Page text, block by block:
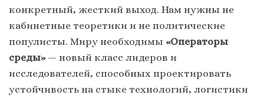
конкретный, жесткий выход. Нам нужны не
кабинетные теоретики и не политические
популисты. Миру необходимы «Операторы
среды»— новый класс лидеров и
исследователей, способных проектировать
устойчивость на стыке технологий, логистики